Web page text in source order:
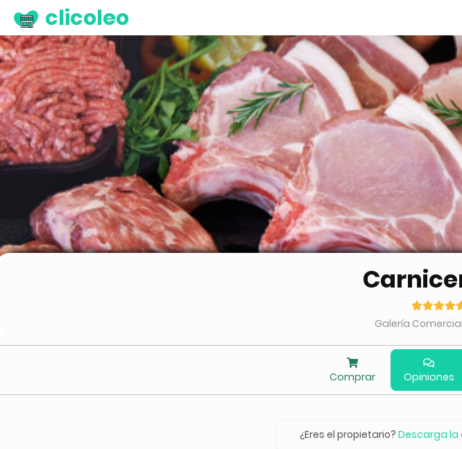
clicoleo
Galería
Comprar Opiniones
¿Eres el propietario? Descarga la